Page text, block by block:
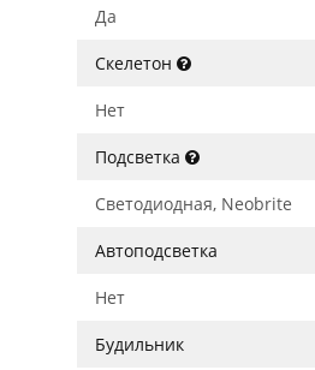
Да
Скелетон
Нет
Подсветка
Светодиодная, Neobrite
Автоподсветка
Нет
Будильник